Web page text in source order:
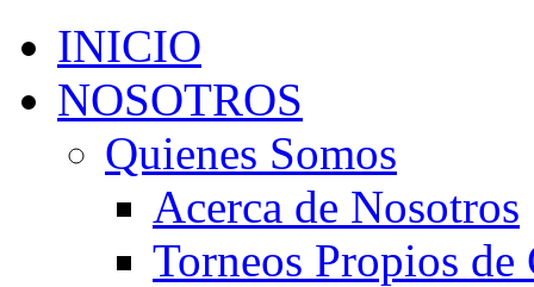
INICIO
NOSOTROS
Quienes Somos
Acerca de Nosotros
Torneos Propios